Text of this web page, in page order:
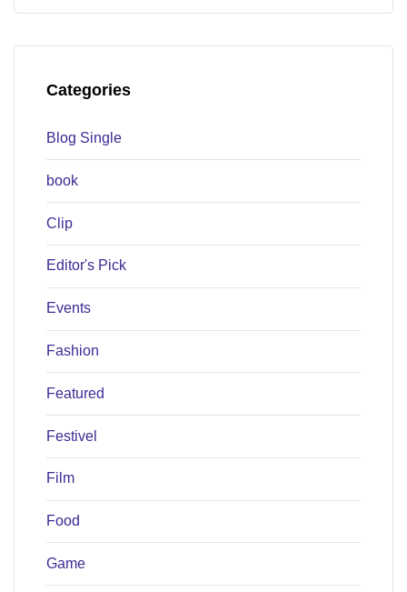
Categories
Blog Single
book
Clip
Editor's Pick
Events
Fashion
Featured
Festivel
Film
Food
Game